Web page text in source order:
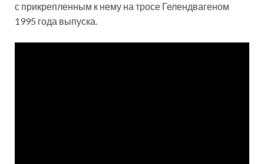
с прикрепленным к нему на тросе Гелендвагеном
1995 года выпуска.